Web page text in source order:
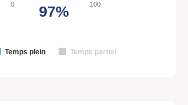
Temps plein Temps partiel
0 100
97%